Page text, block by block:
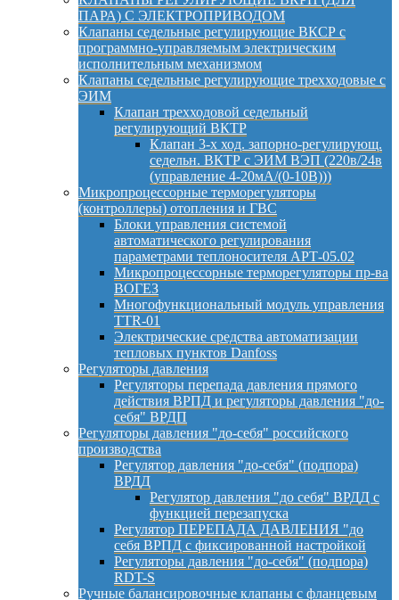
ПАРА) С ЭЛЕКТРОПРИВОДОМ
Клапаны седельные регулирующие ВКСР с
программно-управляемым электрическим
исполнительным механизмом
Клапаны седельные регулирующие трехходовые с
ЭИМ
Клапан трехходовой седельный
регулирующий ВКТР
Клапан 3-х ход. запорно-регулирующ.
седельн. ВКТР с ЭИМ ВЭП (220в/24в
(управление 4-20мА/(0-10В)))
Микропроцессорные терморегуляторы
(контроллеры) отопления и ГВС
Блоки управления системой
автоматического регулирования
параметрами теплоносителя АРТ-05.02
Микропроцессорные терморегуляторы пр-ва
ВОГЕЗ
Многофункциональный модуль управления
TTR-01
Электрические средства автоматизации
тепловых пунктов Danfoss
Регуляторы давления
Регуляторы перепада давления прямого
действия ВРПД и регуляторы давления "до-
себя" ВРДП
Регуляторы давления "до-себя" российского
производства
Регулятор давления "до-себя" (подпора)
ВРДД
Регулятор давления "до себя" ВРДД с
функцией перезапуска
Регулятор ПЕРЕПАДА ДАВЛЕНИЯ "до
себя ВРПД с фиксированной настройкой
Регуляторы давления "до-себя" (подпора)
RDT-S
Ручные балансировочные клапаны с фланцевым